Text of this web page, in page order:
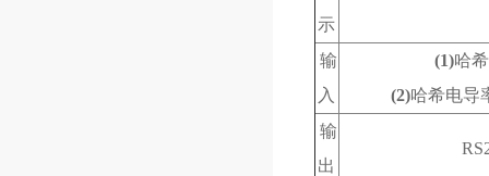
示
输
入
(1)哈
(2)哈希电导
输
出